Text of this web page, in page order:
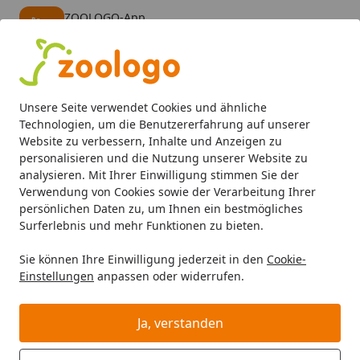
Unsere Seite verwendet Cookies und ähnliche
Technologien, um die Benutzererfahrung auf unserer
Website zu verbessern, Inhalte und Anzeigen zu
personalisieren und die Nutzung unserer Website zu
analysieren. Mit Ihrer Einwilligung stimmen Sie der
Verwendung von Cookies sowie der Verarbeitung Ihrer
persönlichen Daten zu, um Ihnen ein bestmögliches
Surferlebnis und mehr Funktionen zu bieten.
Sie können Ihre Einwilligung jederzeit in den Cookie-
Einstellungen anpassen oder widerrufen.
Ja, verstanden
ZOOLOGO-App
Alle Produkte
Mein Konto
Suchen
Startseite
Hund Hundefutter Snacks Mixpakete Edgard &
Edgard & Cooper Snack-Mix Bites
Nr.1 5x40g Hundesnack